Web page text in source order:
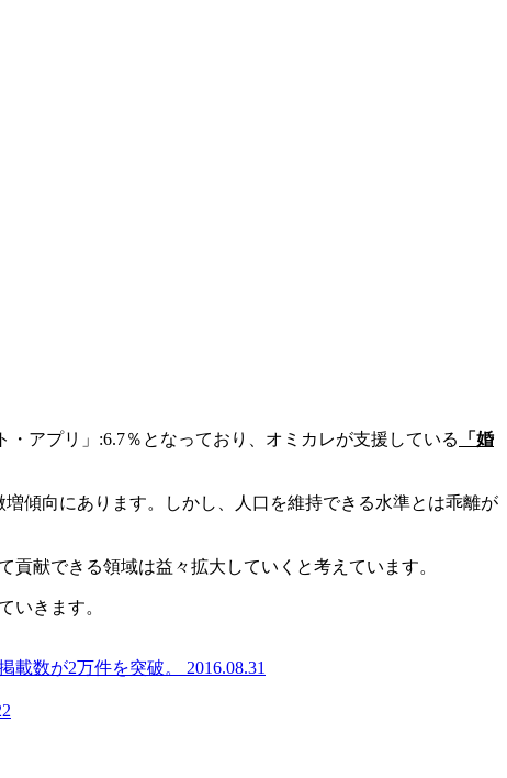
アプリ」:6.7％となっており、オミカレが支援している
「婚
傾向にあります。しかし、人口を維持できる水準とは乖離が
献できる領域は益々拡大していくと考えています。
いきます。
載数が2万件を突破。
2016.08.31